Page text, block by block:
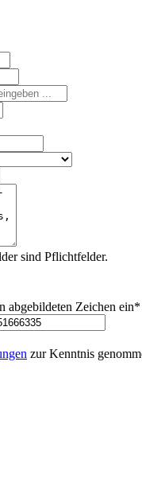
sind Pflichtfelder.
abgebildeten Zeichen ein*
zur Kenntnis